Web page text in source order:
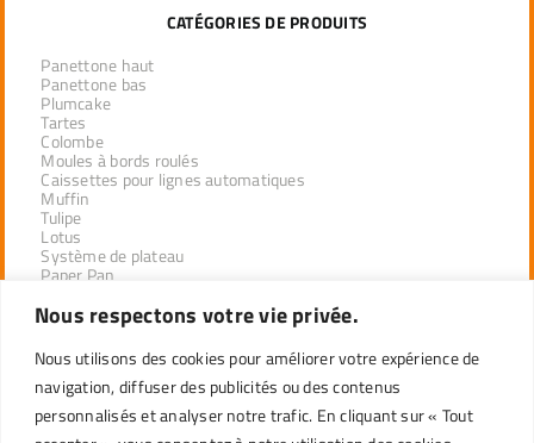
Nous respectons votre vie privée.
Nous utilisons des cookies pour améliorer votre expérience de
navigation, diffuser des publicités ou des contenus
personnalisés et analyser notre trafic. En cliquant sur « Tout
CATÉGORIES DE PRODUITS
Panettone haut
Panettone bas
Plumcake
Tartes
Colombe
Moules à bords roulés
Caissettes pour lignes automatiques
Muffin
Tulipe
Lotus
Système de plateau
Paper Pan
DÉSEMPILAGE INDUSTRIEL
DISTRIBUTEURS DE LA LIGNE PROFESSIONNELLE